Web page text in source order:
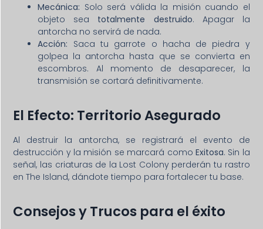
Mecánica: Solo será válida la misión cuando el
objeto sea totalmente destruido. Apagar la
antorcha no servirá de nada.
Acción: Saca tu garrote o hacha de piedra y
golpea la antorcha hasta que se convierta en
escombros. Al momento de desaparecer, la
transmisión se cortará definitivamente.
El Efecto: Territorio Asegurado
Al destruir la antorcha, se registrará el evento de
destrucción y la misión se marcará como Exitosa. Sin la
señal, las criaturas de la Lost Colony perderán tu rastro
en The Island, dándote tiempo para fortalecer tu base.
Consejos y Trucos para el éxito